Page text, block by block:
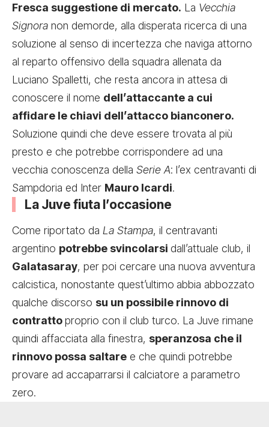
Fresca suggestione di mercato. La Vecchia
Signora non demorde, alla disperata ricerca di una
soluzione al senso di incertezza che naviga attorno
al reparto offensivo della squadra allenata da
Luciano Spalletti, che resta ancora in attesa di
conoscere il nome dell’attaccante a cui
affidare le chiavi dell’attacco bianconero.
Soluzione quindi che deve essere trovata al più
presto e che potrebbe corrispondere ad una
vecchia conoscenza della Serie A: l’ex centravanti di
Sampdoria ed Inter Mauro Icardi.
La Juve fiuta l’occasione
Come riportato da La Stampa, il centravanti
argentino potrebbe svincolarsi dall’attuale club, il
Galatasaray, per poi cercare una nuova avventura
calcistica, nonostante quest’ultimo abbia abbozzato
qualche discorso su un possibile rinnovo di
contrattoproprio con il club turco. La Juve rimane
quindi affacciata alla finestra, speranzosa che il
rinnovo possa saltare e che quindi potrebbe
provare ad accaparrarsi il calciatore a parametro
zero.